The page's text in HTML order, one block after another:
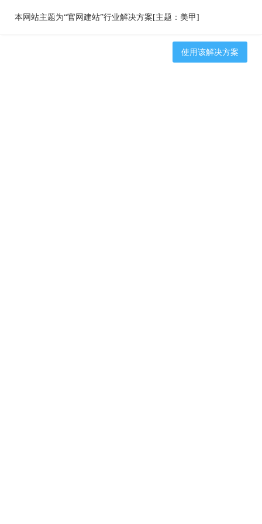
本网站主题为“官网建站”行业解决方案[主题：美甲]
使用该解决方案